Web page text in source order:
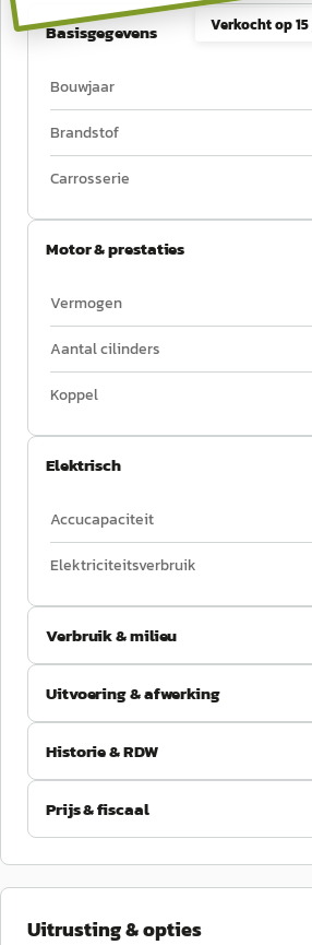
Verkocht op
Basisgegevens
Bouwjaar
Brandstof
Carrosserie
Motor & prestaties
Vermogen
Aantal cilinders
Koppel
Elektrisch
Accucapaciteit
Elektriciteitsverbruik
Verbruik & milieu
Uitvoering & afwerking
Historie & RDW
Prijs & fiscaal
Uitrusting & opties